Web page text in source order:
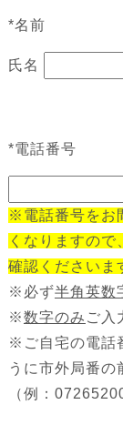
*名前
氏名
*電話番号
※電話番号をお
くなりますの
確認くださいま
※必ず半角英数
※数字のみ ご入
※ご自宅の電話
うに市外局番の
（例：